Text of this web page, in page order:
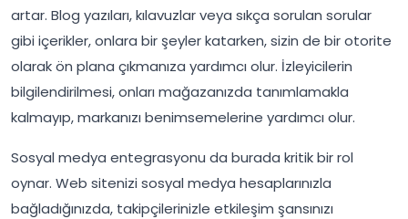
artar. Blog yazıları, kılavuzlar veya sıkça sorulan sorular
gibi içerikler, onlara bir şeyler katarken, sizin de bir otorite
olarak ön plana çıkmanıza yardımcı olur. İzleyicilerin
bilgilendirilmesi, onları mağazanızda tanımlamakla
kalmayıp, markanızı benimsemelerine yardımcı olur.
Sosyal medya entegrasyonu da burada kritik bir rol
oynar. Web sitenizi sosyal medya hesaplarınızla
bağladığınızda, takipçilerinizle etkileşim şansınızı